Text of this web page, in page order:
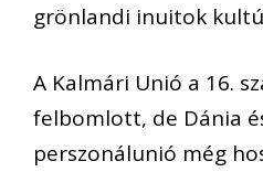
grönlandi inuitok
A Kalmári Unió a 16.
felbomlott, de Dánia
perszonálunió még